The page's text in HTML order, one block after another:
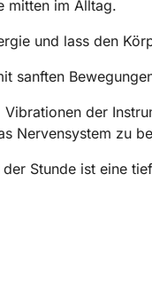
mitten im Alltag.
und lass den
sanften
Vibrationen der
Nervensystem zu
Stunde ist eine